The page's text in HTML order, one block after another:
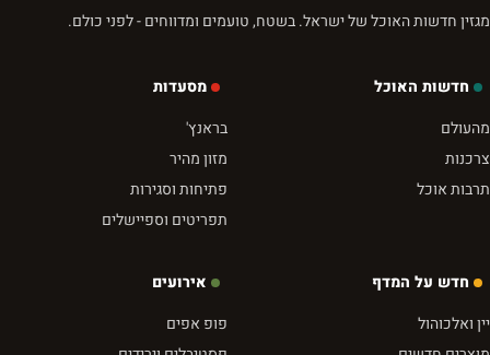
מגזין חדשות האוכל של ישראל. בשטח, טועמים ומדווחים - לפני כולם.
חדשות האוכל
מהעולם
צרכנות
תרבות אוכל
מסעדות
בראנץ'
מזון מהיר
פתיחות וסגירות
תפריטים וספיישלים
חדש על המדף
יין ואלכוהול
אירועים
פופ אפים